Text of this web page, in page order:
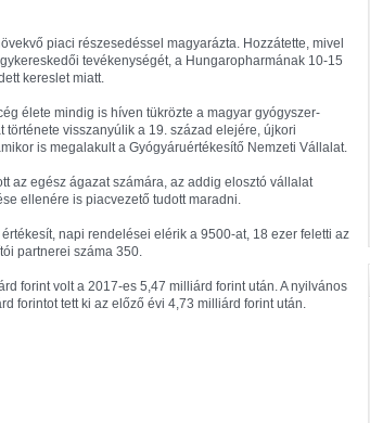
piaci részesedéssel magyarázta. Hozzátette, mivel
tevékenységét, a Hungaropharmának 10-15
kereslet miatt.
élete mindig is híven tükrözte a magyar gyógyszer-
visszanyúlik a 19. század elejére, újkori
is megalakult a Gyógyáruértékesítő Nemzeti Vállalat.
az egész ágazat számára, az addig elosztó vállalat
ellenére is piacvezető tudott maradni.
napi rendelései elérik a 9500-at, 18 ezer feletti az
partnerei száma 350.
forint volt a 2017-es 5,47 milliárd forint után. A nyilvános
forintot tett ki az előző évi 4,73 milliárd forint után.